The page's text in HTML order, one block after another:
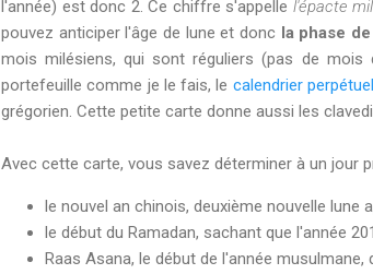
l'année) est donc 2. Ce chiffre s'appelle l'épacte
pouvez anticiper l'âge de lune et donc la phase
mois milésiens, qui sont réguliers (pas de
portefeuille comme je le fais, le calendrier
grégorien. Cette petite carte donne aussi les
Avec cette carte, vous savez déterminer à un jour
le nouvel an chinois, deuxième nouvelle lune
le début du Ramadan, sachant que l'année
Raas Asana, le début de l'année